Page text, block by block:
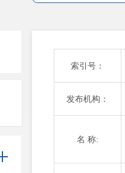
索引号：
发布机构：
名 称: